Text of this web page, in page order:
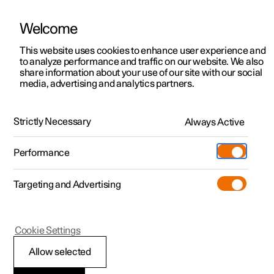
Polestar 2
Polestar 3
Polestar 4
Pre-owned
Shop
Meer
Testrit
Aanbiedingen voor
Testrit
Aanbiedingen voor
Polestar 4 coupé
Ontdek Polestar 4
Testrit
Bekijk onze stockwagens
Aanbiedingen voor
Ontdek Polestar 5
Over pre-owned
Pre-owned aanbiedingen
Aanbiedingen voor particulieren
Aanbiedingen voor
professionelen
Bekijk onze stockwagens
Configureer
Pre-owned
Testrit
Additionals
(Opent in een nieuw venster)
Experiences
Ontmoet ons
Servicepunten
Opladen
Support
HandleidingVideogalerijDownloadsSoftware-updates
Telefoon
Android Auto
Welcome
This website uses cookies to enhance user experience and
to analyze performance and traffic on our website. We also
share information about your use of our site with our social
media, advertising and analytics partners.
Strictly Necessary Always Active
Performance
Targeting and Advertising
Allow selected
Cookie Settings